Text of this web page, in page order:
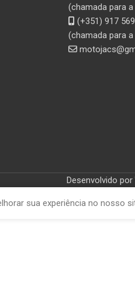
(chamada para
(+351) 917
(chamada para
Desenvolvido por
sua experiência no nosso